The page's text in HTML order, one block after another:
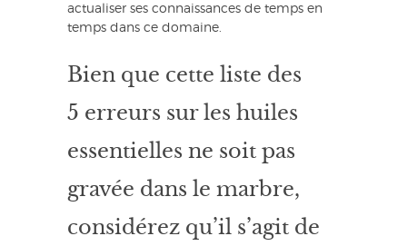
actualiser ses connaissances de temps en
temps dans ce domaine.
Bien que cette liste des
5 erreurs sur les huiles
essentielles ne soit pas
gravée dans le marbre,
considérez qu’il s’agit de